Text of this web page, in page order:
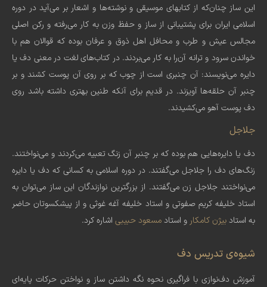
این ساز چنان‌که از کتابهای موسیقی و نوشته‌ها و اشعار بر می‌‌آید در دوره
اسلامی ایران برای پشتیبانی از ساز و حفظ وزن به کار می‌‌رفته و رکن اصلی
مجالس عیش و طرب و محافل اهل ذوق و عرفان بوده که قوالان هم با
خواندن سرود و ترانه آن‌را به کار می‌بردند. در کتاب‌های لغت در معنی دف یا
دایره می‌‌نویسند: آن چنبری است از چوب که بر روی آن پوست کشند و بر
چنبر آن حلقه‌ها آویزند. در قدیم برای آنکه طنین بهتری داشته باشد روی
دف پوست آهو می‌کشیدند.
جلاجل
دف یا دایره‌هایی هم بوده که بر چنبر آن زنگ تعبیه می‌‌کردند و می‌‌نواختند.
زنگ‌های دف را جلاجل می‌‌گفتند. در دوره اسلامی به کسانی که دف یا دایره
می‌‌نواختند جلاجل زن می‌‌گفتند. از بزرگترین نوازندگان این ساز می‌توان به
استاد خلیفه کریم صفوتی و استاد خلیفه آغه غوثی و از پیشکسوتان حاضر
به استادبیژن کامکار و استادمسعود حبیبی اشاره کرد.
شیوه‌ی تدریس دف
آموزش دف‌نوازی با فراگیری نحوه نگه داشتن ساز و نواختن حرکات پایه‌ای